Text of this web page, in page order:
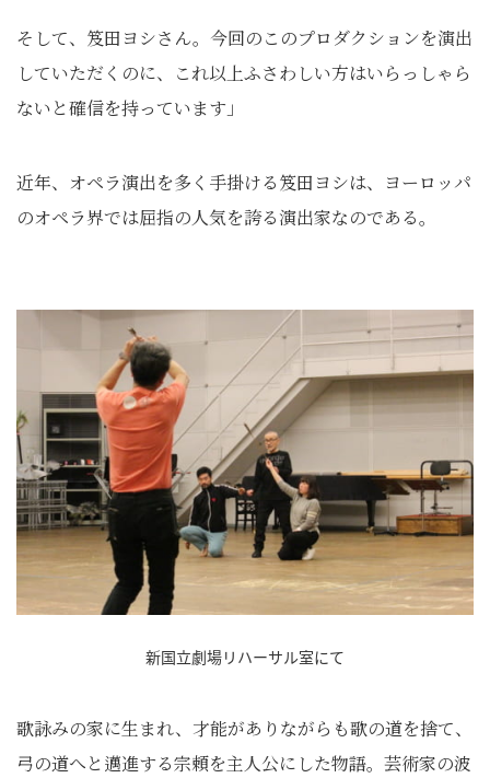
そして、笈田ヨシさん。今回のこのプロダクションを演出
していただくのに、これ以上ふさわしい方はいらっしゃら
ないと確信を持っています」
近年、オペラ演出を多く手掛ける笈田ヨシは、ヨーロッパ
のオペラ界では屈指の人気を誇る演出家なのである。
新国立劇場リハーサル室にて
歌詠みの家に生まれ、才能がありながらも歌の道を捨て、
弓の道へと邁進する宗頼を主人公にした物語。芸術家の波